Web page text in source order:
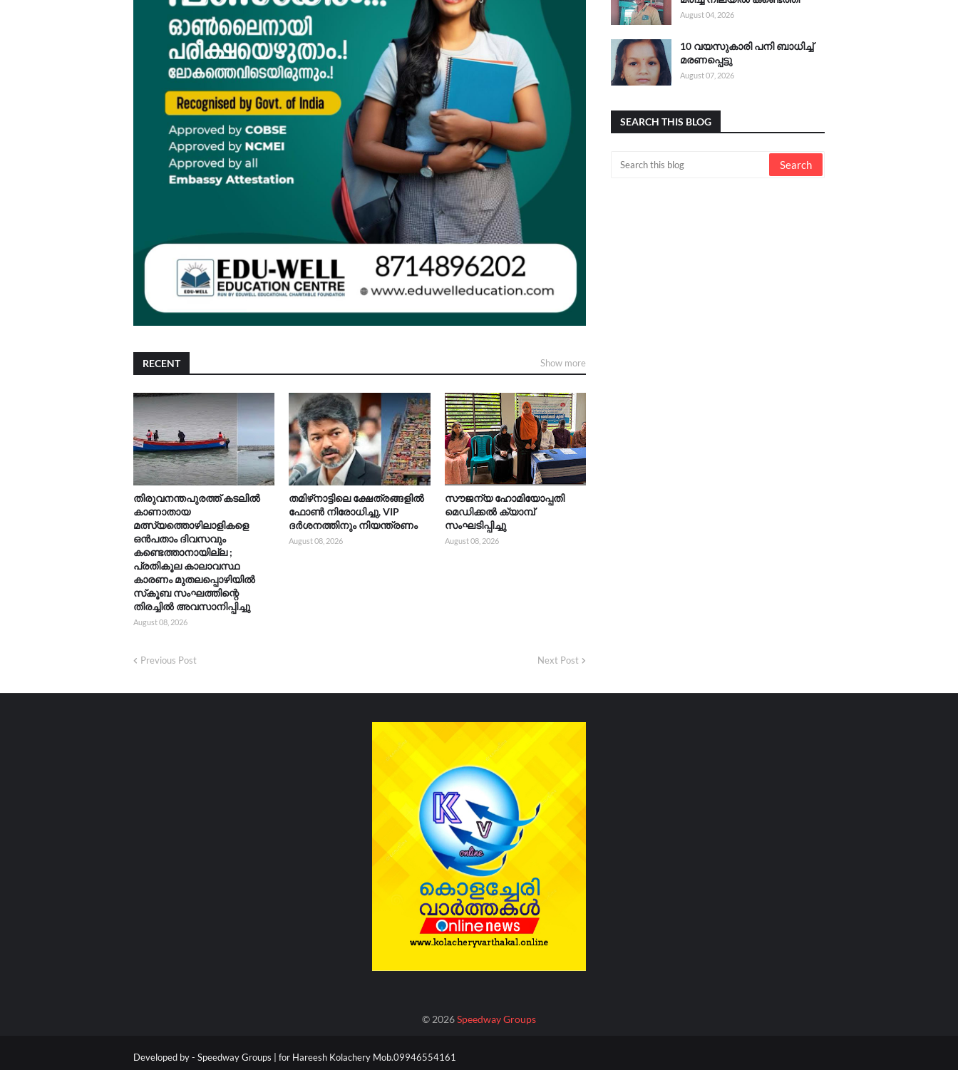
RECENT Show more
തിരുവനന്തപുരത്ത് കടലിൽ
കാണാതായ
മത്സ്യത്തൊഴിലാളികളെ
ഒൻപതാം ദിവസവും
കണ്ടെത്താനായില്ല ;
പ്രതികൂല കാലാവസ്ഥ
കാരണം മുതലപ്പൊഴിയിൽ
സ്‌കൂബ സംഘത്തിന്റെ
തിരച്ചിൽ അവസാനിപ്പിച്ചു
August 08, 2026
തമിഴ്‌നാട്ടിലെ ക്ഷേത്രങ്ങളിൽ
ഫോൺ നിരോധിച്ചു, VIP
ദർശനത്തിനും നിയന്ത്രണം
August 08, 2026
സൗജന്യ ഹോമിയോപ്പതി
മെഡിക്കൽ ക്യാമ്പ്
സംഘടിപ്പിച്ചു
August 08, 2026
Previous Post Next Post
August 04, 2026
10 വയസുകാരി പനി ബാധിച്ച്
മരണപ്പെട്ടു
August 07, 2026
SEARCH THIS BLOG
© 2026Speedway Groups
Developed by - Speedway Groups | for Hareesh Kolachery Mob.09946554161